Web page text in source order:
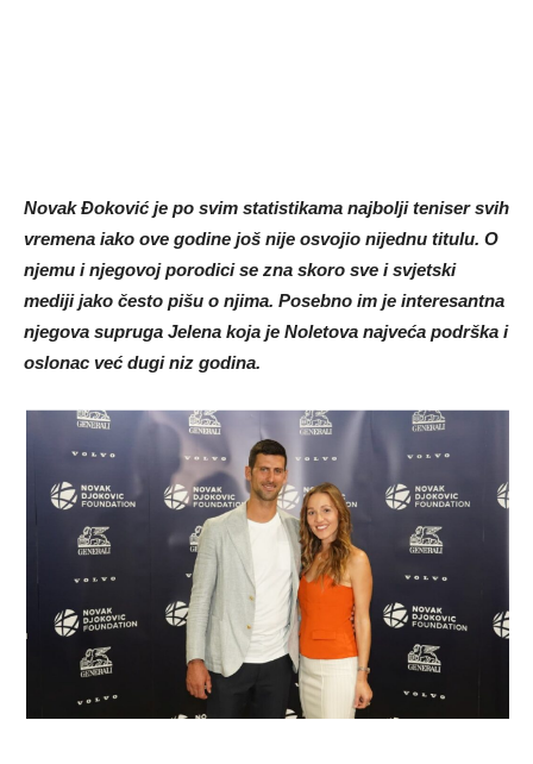
Novak Đoković je po svim statistikama najbolji teniser svih
vremena iako ove godine još nije osvojio nijednu titulu. O
njemu i njegovoj porodici se zna skoro sve i svjetski
mediji jako često pišu o njima. Posebno im je interesantna
njegova supruga Jelena koja je Noletova najveća podrška i
oslonac već dugi niz godina.